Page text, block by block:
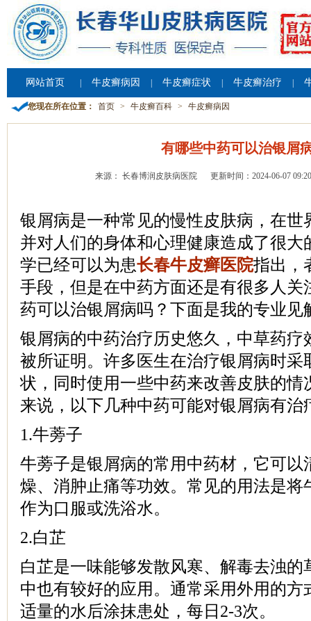
网站首页 牛皮癣病因 牛皮癣症状 牛皮癣治疗
您现在所在位置： 首页 > 牛皮癣百科 > 牛皮癣病因
有哪些中药可以治银屑
来源： 长春博润皮肤病医院 更新时间：2024-06-07
银屑病是一种常见的慢性皮肤病，在世
并对人们的身体和心理健康造成了很大
学已经可以为患长春牛皮癣医院指出，
手段，但是在中药方面还是有很多人关
药可以治银屑病吗？下面是我的专业见
银屑病的中药治疗历史悠久，中草药疗
被所证明。许多医生在治疗银屑病时采
状，同时使用一些中药来改善皮肤的情
来说，以下几种中药可能对银屑病有治
1.牛蒡子
牛蒡子是银屑病的常用中药材，它可以
燥、消肿止痛等功效。常见的用法是将
作为口服或洗浴水。
2.白芷
白芷是一味能够发散风寒、解毒去浊的
中也有较好的应用。通常采用外用的方
适量的水后涂抹患处，每日2-3次。